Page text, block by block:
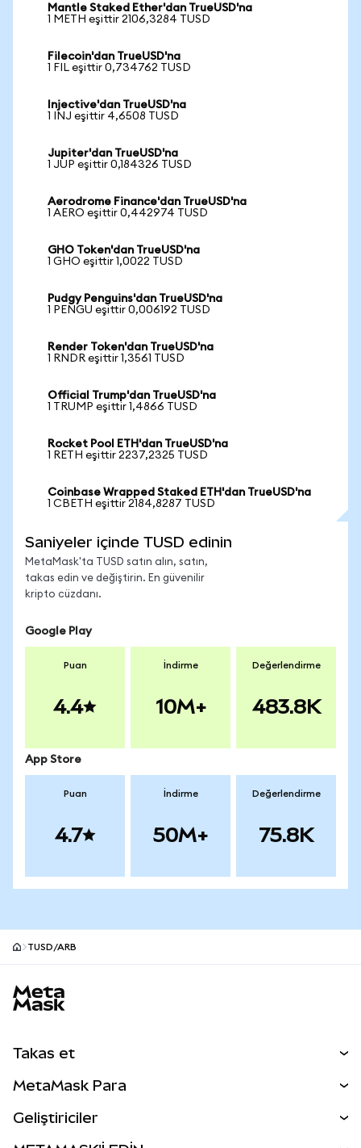
Mantle Staked Ether'dan TrueUSD'na
1 METH eşittir 2106,3284 TUSD
Filecoin'dan TrueUSD'na
1 FIL eşittir 0,734762 TUSD
Injective'dan TrueUSD'na
1 INJ eşittir 4,6508 TUSD
Jupiter'dan TrueUSD'na
1 JUP eşittir 0,184326 TUSD
Aerodrome Finance'dan TrueUSD'na
1 AERO eşittir 0,442974 TUSD
GHO Token'dan TrueUSD'na
1 GHO eşittir 1,0022 TUSD
Pudgy Penguins'dan TrueUSD'na
1 PENGU eşittir 0,006192 TUSD
Render Token'dan TrueUSD'na
1 RNDR eşittir 1,3561 TUSD
Official Trump'dan TrueUSD'na
1 TRUMP eşittir 1,4866 TUSD
Rocket Pool ETH'dan TrueUSD'na
1 RETH eşittir 2237,2325 TUSD
Coinbase Wrapped Staked ETH'dan TrueUSD'na
1 CBETH eşittir 2184,8287 TUSD
Saniyeler içinde TUSD edinin
MetaMask'ta TUSD satın alın, satın,
takas edin ve değiştirin. En güvenilir
kripto cüzdanı.
Google Play
Puan
4.4
İndirme
10M+
Değerlendirme
483.8K
App Store
Puan
4.7
İndirme
50M+
Değerlendirme
75.8K
TUSD/ARB
Takas et
Perps
MetaMask Para
Geliştiriciler